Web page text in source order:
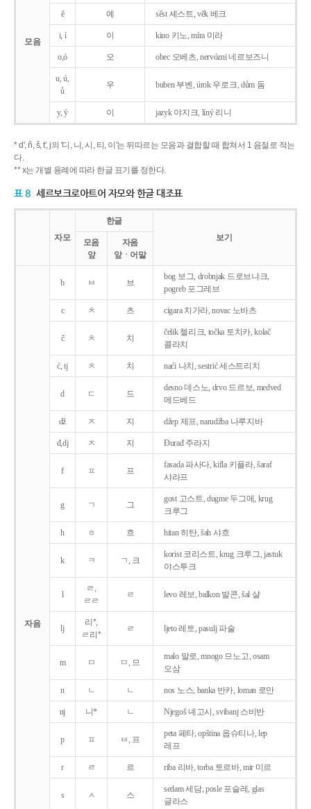
모음
ě 예 sěst 셰스트, věk 베크
i, í 이 kino 키노, míra 미라
o,ó 오 obec 오베츠, nervózni 네르보즈니
u, ú,
ů
우 buben 부벤, úrok 우로크, dům 둠
y, ý 이 jazyk야지크, líný 리니
* d', ň, š, t', j의 '디, 니, 시, 티, 이'는 뒤따르는 모음과 결합할 때 합쳐서 1 음절로 적는
다.
** x는 개별 용례에 따라 한글 표기를 정한다.
표 8 세르보크로아트어 자모와 한글 대조표
자모
한글
보기
모음
앞
자음
앞ㆍ어말
자음
b ㅂ 브
bog 보그, drobnjak 드로브냐크,
pogreb 포그레브
c ㅊ 츠 cigara 치가라, novac 노바츠
č ㅊ 치
čelik 첼리크, točka 토치카, kolač
콜라치
ć, tj ㅊ 치 naći 나치, sestrić 세스트리치
d ㄷ 드
desno 데스노, drvo 드르보, medved
메드베드
dž ㅈ 지 džep 제프, narudžba 나루지바
đ,dj ㅈ 지 Ðurađ 주라지
f ㅍ 프
fasada 파사다, kifla 키플라, šaraf
샤라프
g ㄱ 그
gost 고스트, dugme 두그메, krug
크루그
h ㅎ 흐 hitan 히탄, šah 샤흐
k ㅋ ㄱ, 크
korist 코리스트, krug 크루그, jastuk
야스투크
l
ㄹ,
ㄹㄹ
ㄹ levo 레보, balkon 발콘, šal 샬
lj
리*,
ㄹ리*
ㄹ ljeto 레토, pasulj 파술
m ㅁ ㅁ, 므
malo 말로, mnogo 므노고, osam
오삼
n ㄴ ㄴ nos 노스, banka 반카, loman 로만
nj 니* ㄴ Njegoš 녜고시, svibanj 스비반
p ㅍ ㅂ, 프
peta 페타, opština 옵슈티나, lep
레프
r ㄹ 르 riba 리바, torba 토르바, mir 미르
s ㅅ 스
sedam 세담, posle 포슬레, glas
글라스